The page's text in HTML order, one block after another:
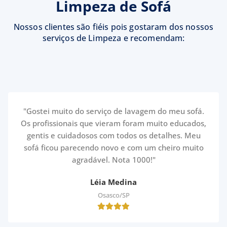
Limpeza de Sofá
Nossos clientes são fiéis pois gostaram dos nossos
serviços de Limpeza e recomendam:
"Gostei muito do serviço de lavagem do meu sofá.
Os profissionais que vieram foram muito educados,
gentis e cuidadosos com todos os detalhes. Meu
sofá ficou parecendo novo e com um cheiro muito
agradável. Nota 1000!"
Léia Medina
Osasco/SP